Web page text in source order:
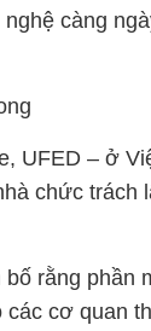
càng
UFED – ở
chức
rằng phần
cơ quan